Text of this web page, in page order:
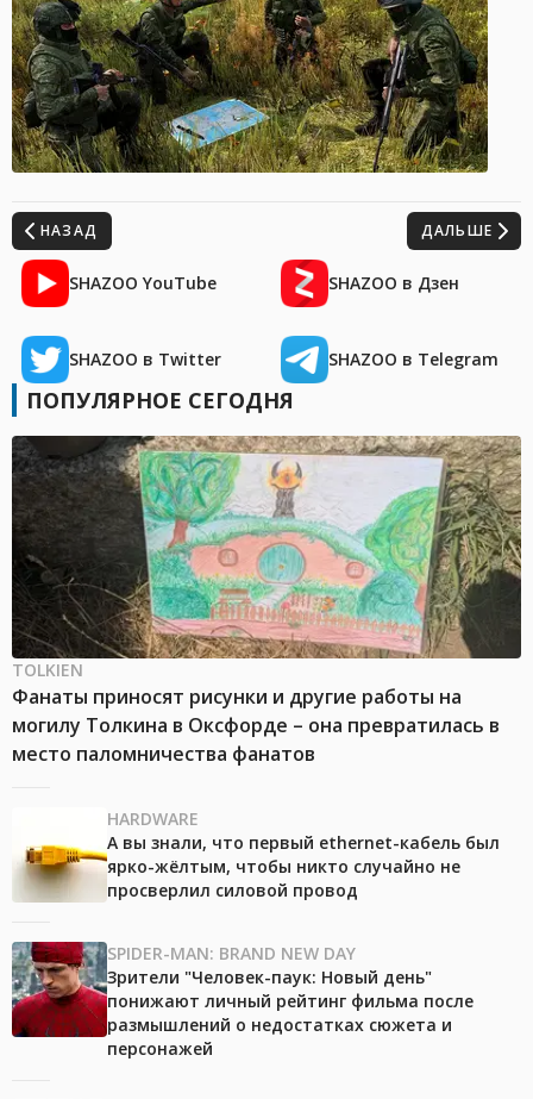
НАЗАД ДАЛЬШЕ
SHAZOO YouTube SHAZOO в Дзен
SHAZOO в Twitter SHAZOO в Telegram
ПОПУЛЯРНОЕ СЕГОДНЯ
TOLKIEN
Фанаты приносят рисунки и другие работы на
могилу Толкина в Оксфорде – она превратилась в
место паломничества фанатов
HARDWARE
А вы знали, что первый ethernet-кабель был
ярко-жёлтым, чтобы никто случайно не
просверлил силовой провод
SPIDER-MAN: BRAND NEW DAY
Зрители "Человек-паук: Новый день"
понижают личный рейтинг фильма после
размышлений о недостатках сюжета и
персонажей